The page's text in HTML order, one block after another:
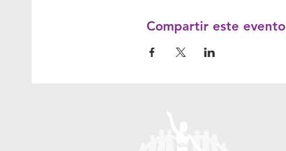
Compartir este evento